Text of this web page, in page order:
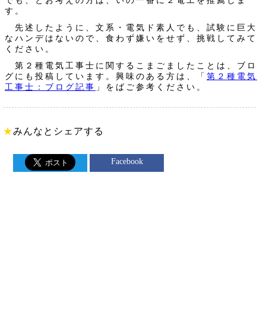
す。
先述したように、文系・電気ド素人でも、試験に巨大
なハンデはないので、食わず嫌いをせず、挑戦してみて
ください。
第２種電気工事士に関するこまごましたことは、ブロ
グにも投稿しています。興味のある方は、「 第２種電気
工事士：ブログ記事 」をばご参考ください。
★みんなとシェアする
Facebook